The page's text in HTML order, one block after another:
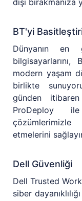
dışı
BT'yi
Dünyanın
modern yaşam
birlikte
günden
ProDeploy
etmelerini
Dell Güvenliği
Dell Trusted
siber